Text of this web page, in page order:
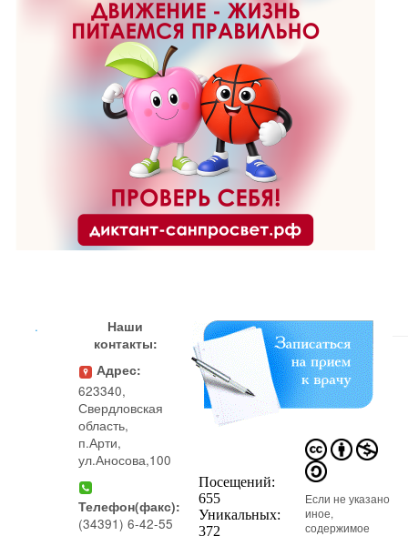
.
Наши
контакты:
Адрес:
623340,
Свердловская
область,
п.Арти,
ул.Аносова,100
Телефон(факс):
(34391) 6-42-55
Если не указано
иное,
содержимое